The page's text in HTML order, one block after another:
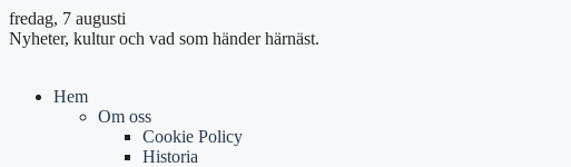
fredag, 7 augusti
Nyheter, kultur och vad som händer härnäst.
Hem
Om oss
Cookie Policy
Historia